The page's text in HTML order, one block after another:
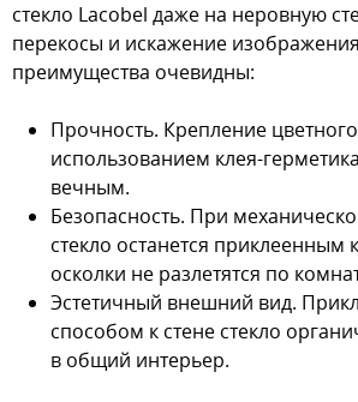
стекло Lacobel даже на неровную
перекосы и искажение
преимущества очевидны:
Прочность. Крепление цветного
использованием клея-
вечным.
Безопасность. При
стекло останется приклеенным
осколки не разлетятся по
Эстетичный внешний вид.
способом к стене стекло
в общий интерьер.